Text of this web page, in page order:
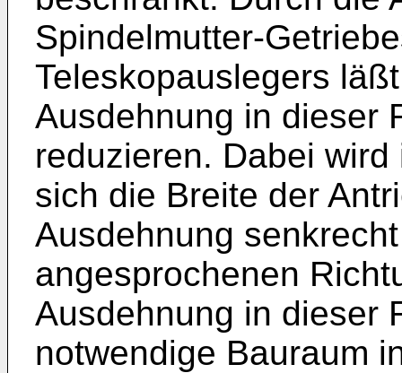
Spindelmutter-
Teleskopauslegers
Ausdehnung in dieser
reduzieren. Dabei
sich die Breite der
Ausdehnung
angesprochenen
Ausdehnung in dieser
notwendige Bauraum